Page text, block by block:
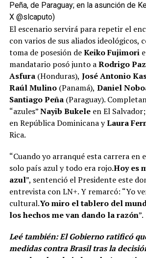
Peña, de Paraguay; en la asunción de
X @slcaputo)
El escenario servirá para repetir el
con varios de sus aliados ideológicos,
toma de posesión deKeiko Fujimori
mandatario posó junto aRodrigo Paz
Asfura(Honduras), José Antonio
Raúl Mulino(Panamá), Daniel
Santiago Peña(Paraguay).
“azules”Nayib Bukele en El Salvador;
en República Dominicana yLaura
Rica.
“Cuando yo arranqué esta carrera en
solo país azul y todo era rojo.Hoy es
azul”, sentenció el Presidente este
entrevista con LN+. Y remarcó: “Yo
cultural.Yo miro el tablero del
los hechos me van dando la razón”.
Leé también:El Gobierno ratificó
medidas contra Brasil tras la